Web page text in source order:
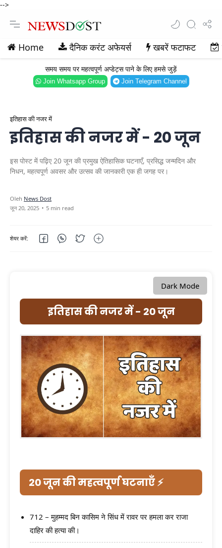
-->
Home दैनिक करंट अफेयर्स खबरें फटाफट
समय समय पर महत्वपूर्ण अप्डेट्स पाने के लिए हमसे जुड़ें
Join Whatsapp Group Join Telegram Channel
इतिहास की नजर में
इतिहास की नजर में - 20 जून
इस पोस्ट में पढ़िए 20 जून की प्रमुख ऐतिहासिक घटनाएँ, प्रसिद्ध जन्मदिन और
निधन, महत्वपूर्ण अवसर और उत्सव की जानकारी एक ही जगह पर।
5 min read
Dark Mode
इतिहास की नजर में - 20 जून
20 जून की महत्वपूर्ण घटनाएँ ⚡
712 – मुहम्मद बिन कासिम ने सिंध में रावर पर हमला कर राजा
दाहिर की हत्या की।